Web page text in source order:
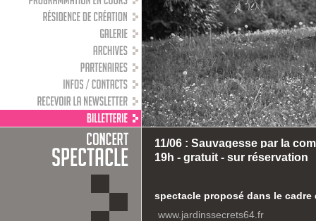
11/06 : Sauvagesse par la
19h - gratuit - sur réservation
spectacle proposé dans le cadre
www.jardinssecrets64.fr